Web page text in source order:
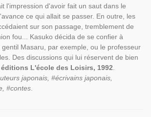
l'impression d'avoir fait un saut dans le
ce qui allait se passer. En outre, les
sur son passage, tremblement de
fou... Kasuko décida de se confier à
Masaru, par exemple, ou le professeur
Des discussions qui lui réservent de bien
éditions L'école des Loisirs, 1992
japonais, #écrivains japonais,
#contes